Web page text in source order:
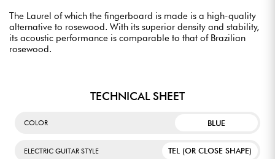
The Laurel of which the fingerboard is made is a high-quality
alternative to rosewood. With its superior density and stability,
its acoustic performance is comparable to that of Brazilian
rosewood.
TECHNICAL SHEET
COLOR BLUE
ELECTRIC GUITAR STYLE TEL (OR CLOSE SHAPE)